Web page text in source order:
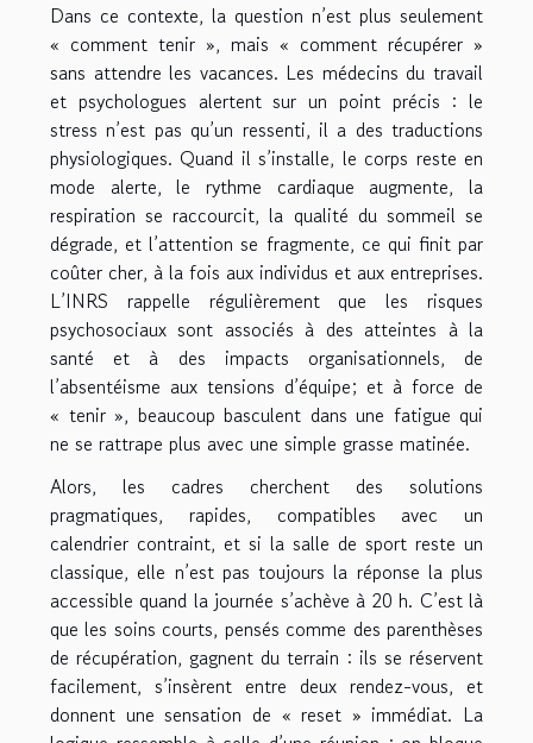
Dans ce contexte, la question n’est plus seulement
« comment tenir », mais « comment récupérer »
sans attendre les vacances. Les médecins du travail
et psychologues alertent sur un point précis : le
stress n’est pas qu’un ressenti, il a des traductions
physiologiques. Quand il s’installe, le corps reste en
mode alerte, le rythme cardiaque augmente, la
respiration se raccourcit, la qualité du sommeil se
dégrade, et l’attention se fragmente, ce qui finit par
coûter cher, à la fois aux individus et aux entreprises.
L’INRS rappelle régulièrement que les risques
psychosociaux sont associés à des atteintes à la
santé et à des impacts organisationnels, de
l’absentéisme aux tensions d’équipe; et à force de
« tenir », beaucoup basculent dans une fatigue qui
ne se rattrape plus avec une simple grasse matinée.
Alors, les cadres cherchent des solutions
pragmatiques, rapides, compatibles avec un
calendrier contraint, et si la salle de sport reste un
classique, elle n’est pas toujours la réponse la plus
accessible quand la journée s’achève à 20 h. C’est là
que les soins courts, pensés comme des parenthèses
de récupération, gagnent du terrain : ils se réservent
facilement, s’insèrent entre deux rendez-vous, et
donnent une sensation de « reset » immédiat. La